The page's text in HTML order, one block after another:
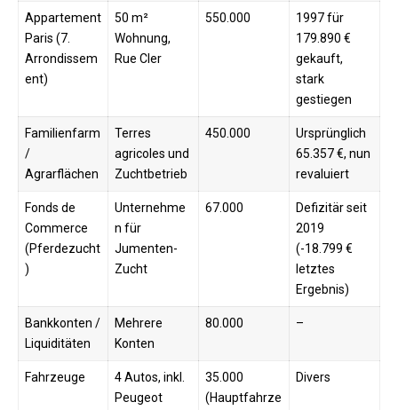
Appartement
Paris (7.
Arrondissem
ent)
50 m²
Wohnung,
Rue Cler
550.000
1997 für
179.890 €
gekauft,
stark
gestiegen​
Familienfarm
/
Agrarflächen
Terres
agricoles und
Zuchtbetrieb
450.000
Ursprünglich
65.357 €, nun
revaluiert
Fonds de
Commerce
(Pferdezucht
)
Unternehme
n für
Jumenten-
Zucht
67.000
Defizitär seit
2019
(-18.799 €
letztes
Ergebnis)​
Bankkonten /
Liquiditäten
Mehrere
Konten
80.000 – ​
Fahrzeuge
4 Autos, inkl.
Peugeot
35.000
(Hauptfahrze
Divers​